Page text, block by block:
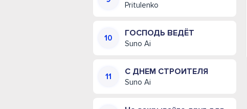
Pritulenko
ГОСПОДЬ ВЕДЁТ
Suno Ai
С ДНЕМ СТРОИТЕЛЯ
Suno Ai